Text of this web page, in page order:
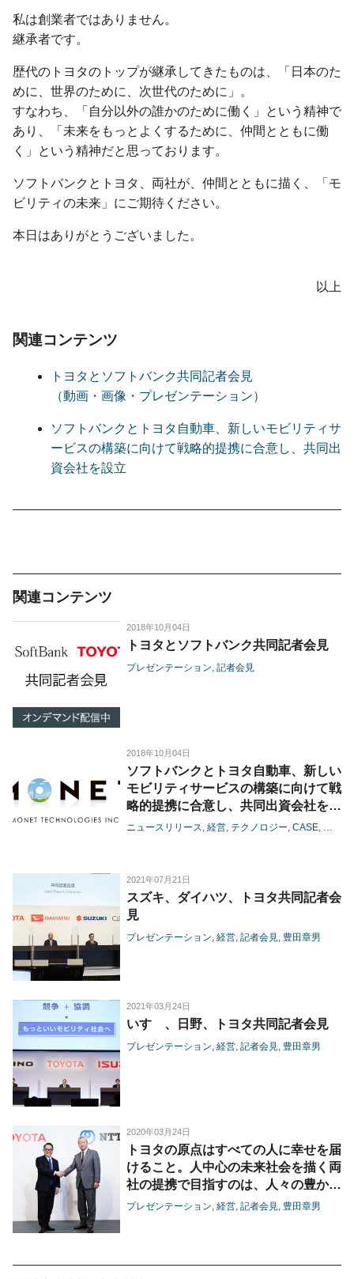
私は創業者ではありません。
継承者です。
歴代のトヨタのトップが継承してきたものは、「日本のた
めに、世界のために、次世代のために」。
すなわち、「自分以外の誰かのために働く」という精神で
あり、「未来をもっとよくするために、仲間とともに働
く」という精神だと思っております。
ソフトバンクとトヨタ、両社が、仲間とともに描く、「モ
ビリティの未来」にご期待ください。
本日はありがとうございました。
以上
関連コンテンツ
トヨタとソフトバンク共同記者会見
（動画・画像・プレゼンテーション）
ソフトバンクとトヨタ自動車、新しいモビリティサ
ービスの構築に向けて戦略的提携に合意し、共同出
資会社を設立
関連コンテンツ
2018年10月04日
トヨタとソフトバンク共同記者会見
プレゼンテーション 記者会見
2018年10月04日
ソフトバンクとトヨタ自動車、新しい
モビリティサービスの構築に向けて戦
略的提携に合意し、共同出資会社を設
立
ニュースリリース 経営 テクノロジー CASE コネ
2021年07月21日
スズキ、ダイハツ、トヨタ共同記者会
見
プレゼンテーション 経営 記者会見 豊田章男
2021年03月24日
いすゞ、日野、トヨタ共同記者会見
プレゼンテーション 経営 記者会見 豊田章男
2020年03月24日
トヨタの原点はすべての人に幸せを届
けること。人中心の未来社会を描く両
社の提携で目指すのは、人々の豊かな
暮らしを支えるプラットフォームづく
プレゼンテーション 経営 記者会見 豊田章男